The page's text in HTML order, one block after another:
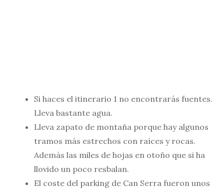
Si haces el itinerario 1 no encontrarás fuentes.
Lleva bastante agua.
Lleva zapato de montaña porque hay algunos
tramos más estrechos con raíces y rocas.
Además las miles de hojas en otoño que si ha
llovido un poco resbalan.
El coste del parking de Can Serra fueron unos